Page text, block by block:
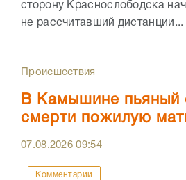
сторону Краснослободска
не рассчитавший дистанции...
Происшествия
В Камышине пьяный
смерти пожилую
07.08.202609:54
Комментарии